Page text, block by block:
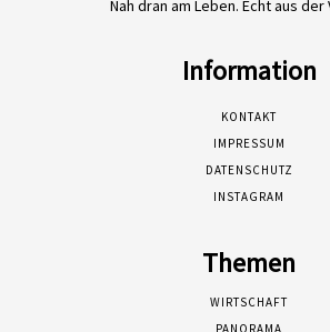
Nah dran am Leben. Echt aus
Information
KONTAKT
IMPRESSUM
DATENSCHUTZ
INSTAGRAM
Themen
WIRTSCHAFT